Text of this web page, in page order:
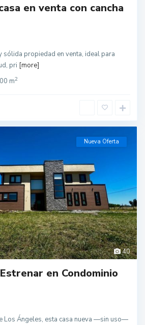
en venta con cancha
sólida propiedad en venta, ideal para
pri [more]
m2
40
Nueva Oferta
en Condominio
Los Ángeles, esta casa nueva —sin uso—